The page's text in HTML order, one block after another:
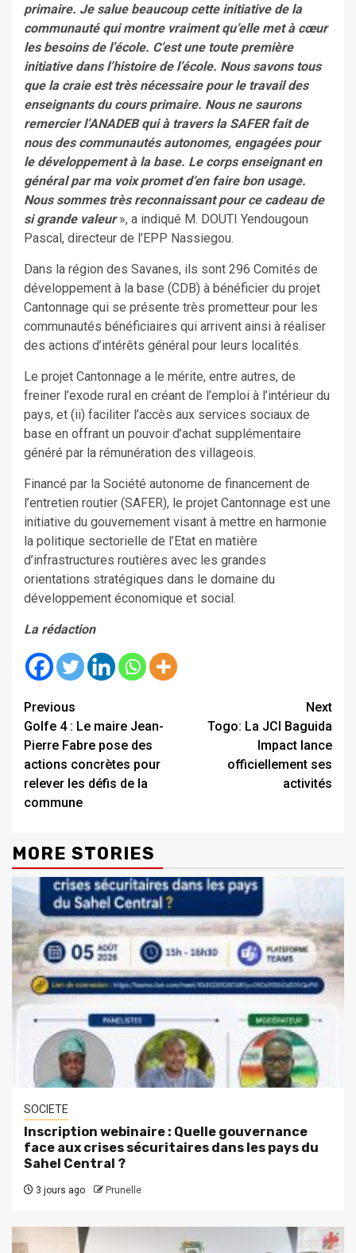
primaire. Je salue beaucoup cette initiative de la
communauté qui montre vraiment qu’elle met à cœur
les besoins de l’école. C’est une toute première
initiative dans l’histoire de l’école. Nous savons tous
que la craie est très nécessaire pour le travail des
enseignants du cours primaire. Nous ne saurons
remercier l’ANADEB qui à travers la SAFER fait de
nous des communautés autonomes, engagées pour
le développement à la base. Le corps enseignant en
général par ma voix promet d’en faire bon usage.
Nous sommes très reconnaissant pour ce cadeau de
si grande valeur», a indiqué M. DOUTI Yendougoun
Pascal, directeur de l’EPP Nassiegou.
Dans la région des Savanes, ils sont 296 Comités de
développement à la base (CDB) à bénéficier du projet
Cantonnage qui se présente très prometteur pour les
communautés bénéficiaires qui arrivent ainsi à réaliser
des actions d’intérêts général pour leurs localités.
Le projet Cantonnage a le mérite, entre autres, de
freiner l’exode rural en créant de l’emploi à l’intérieur du
pays, et (ii) faciliter l’accès aux services sociaux de
base en offrant un pouvoir d’achat supplémentaire
généré par la rémunération des villageois.
Financé par la Société autonome de financement de
l’entretien routier (SAFER), le projet Cantonnage est une
initiative du gouvernement visant à mettre en harmonie
la politique sectorielle de l’Etat en matière
d’infrastructures routières avec les grandes
orientations stratégiques dans le domaine du
développement économique et social.
La rédaction
Continue
Reading
Previous
Golfe 4 : Le maire Jean-
Pierre Fabre pose des
actions concrètes pour
relever les défis de la
commune
Next
Togo: La JCI Baguida
Impact lance
officiellement ses
activités
MORE STORIES
SOCIETE
Inscription webinaire : Quelle gouvernance
face aux crises sécuritaires dans les pays du
Sahel Central ?
3 jours ago Prunelle